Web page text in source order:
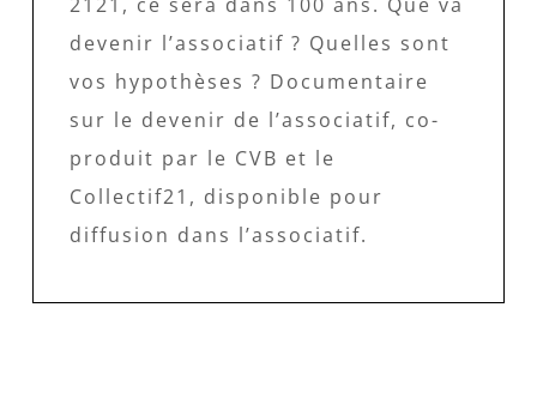
devenir l’associatif ? Quelles sont
vos hypothèses ? Documentaire
sur le devenir de l’associatif, co-
produit par le CVB et le
Collectif21, disponible pour
diffusion dans l’associatif.